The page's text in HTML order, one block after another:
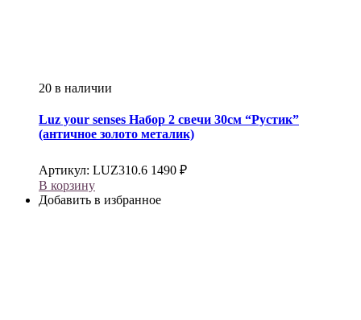
20 в наличии
Luz your senses Набор 2 свечи 30см “Рустик”
(античное золото металик)
Артикул: LUZ310.6 1490 ₽
В корзину
Добавить в избранное